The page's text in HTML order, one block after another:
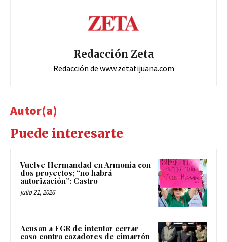
Redacción Zeta
Redacción de www.zetatijuana.com
Autor(a)
Puede interesarte
Vuelve Hermandad en Armonía con
dos proyectos; “no habrá
autorización”: Castro
julio 21, 2026
Acusan a FGR de intentar cerrar
caso contra cazadores de cimarrón